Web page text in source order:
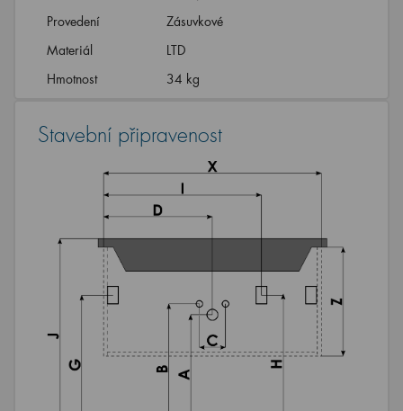
Provedení
Zásuvkové
Materiál
LTD
Hmotnost
34 kg
Stavební připravenost